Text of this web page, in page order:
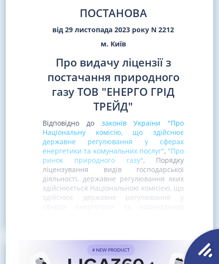
ПОСТАНОВА
від 29 листопада 2023 року N 2212
м. Київ
Про видачу ліцензії з
постачання природного
газу ТОВ "ЕНЕРГО ГРІД
ТРЕЙД"
Відповідно до законів України "Про
Національну комісію, що здійснює
державне регулювання у сферах
енергетики та комунальних послуг", "Про
ринок природного газу", Порядку
ліцензування видів господарської
діяльності, державне регулювання яких
здійснюється Національною комісією, що
здійснює державне регулювання у